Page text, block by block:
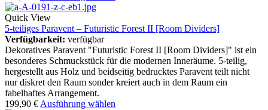
Quick View
5-teiliges Paravent – Futuristic Forest II [Room Dividers]
Verfügbarkeit: verfügbar
Dekoratives Paravent "Futuristic Forest II [Room Dividers]" ist ein
besonderes Schmuckstück für die modernen Inneräume. 5-teilig,
hergestellt aus Holz und beidseitig bedrucktes Paravent teilt nicht
nur diskret den Raum sonder kreiert auch in dem Raum ein
fabelhaftes Arrangement.
199,90 € Ausführung wählen